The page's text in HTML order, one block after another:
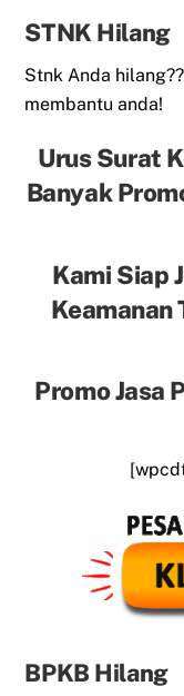
STNK Hilang
Stnk Anda
membantu anda!
Urus Surat
Banyak
Kami Siap
Keamanan
Promo Jasa
BPKB Hilang